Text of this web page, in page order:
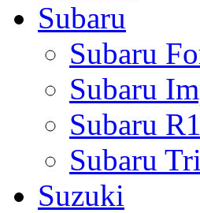
Subaru
Subaru
Subaru
Subaru R1
Subaru
Suzuki